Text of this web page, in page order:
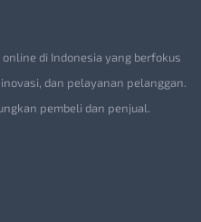
di Indonesia yang berfokus
dan pelayanan pelanggan.
pembeli dan penjual.